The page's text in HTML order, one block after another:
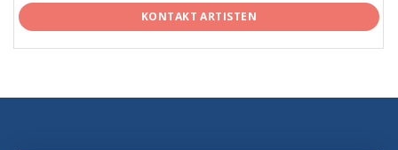
KONTAKT ARTISTEN